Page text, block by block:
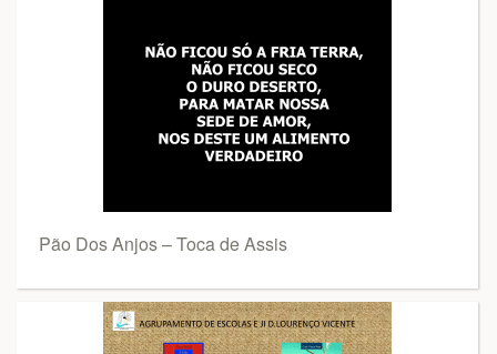
Pão Dos Anjos – Toca de Assis